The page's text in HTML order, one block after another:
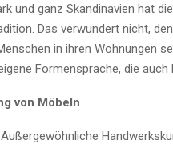
und ganz Skandinavien hat
Das verwundert nicht,
in ihren Wohnungen
Formensprache, die auch
von Möbeln